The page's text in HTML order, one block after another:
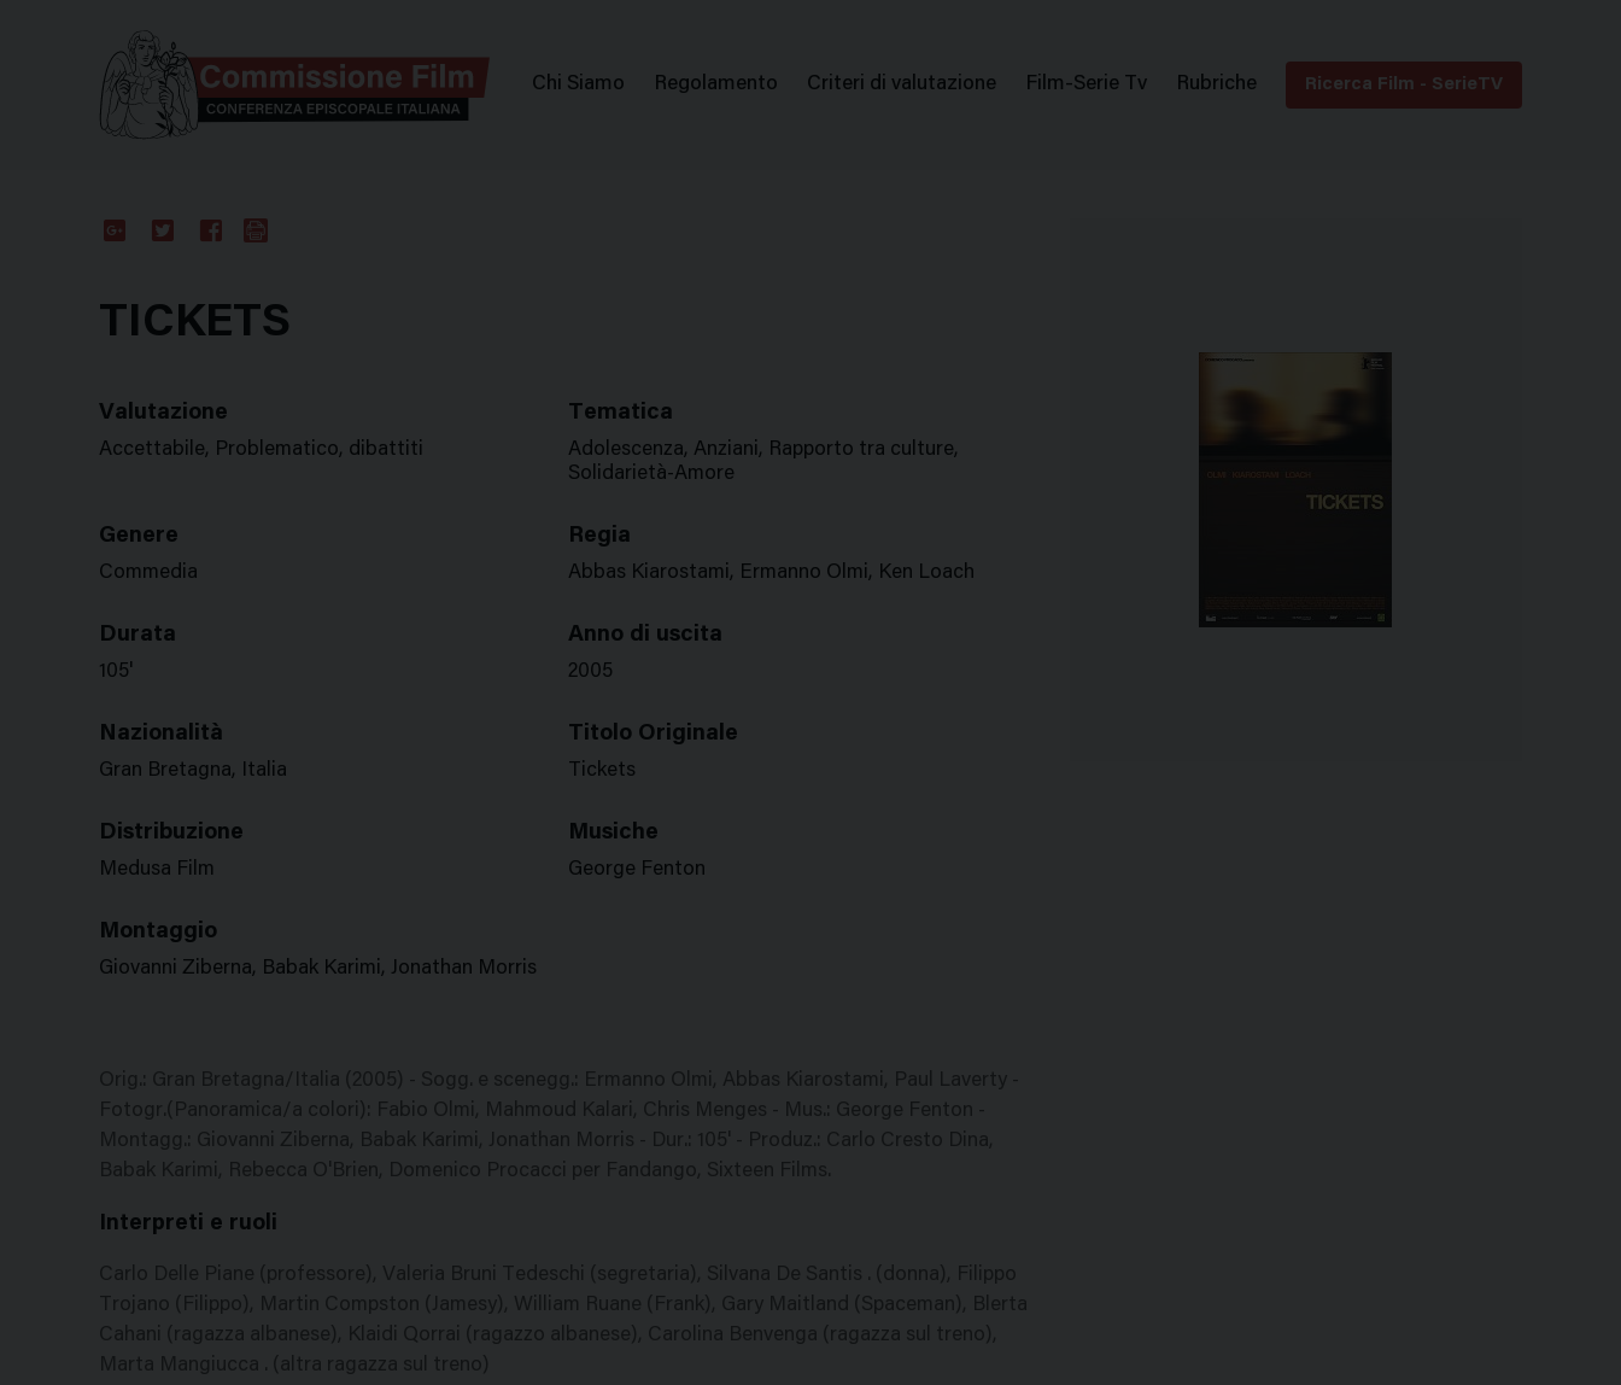
Menu
Chi Siamo Regolamento Criteri di valutazione Film-Serie Tv Rubriche Ricerca Film - SerieTV
TICKETS
Valutazione
Accettabile, Problematico, dibattiti
Tematica
Adolescenza, Anziani, Rapporto tra culture,
Solidarietà-Amore
Genere
Commedia
Regia
Abbas Kiarostami, Ermanno Olmi, Ken Loach
Durata
105'
Anno di uscita
2005
Nazionalità
Gran Bretagna, Italia
Titolo Originale
Tickets
Distribuzione
Medusa Film
Musiche
George Fenton
Montaggio
Giovanni Ziberna, Babak Karimi, Jonathan Morris
Orig.: Gran Bretagna/Italia (2005) - Sogg. e scenegg.: Ermanno Olmi, Abbas Kiarostami, Paul Laverty -
Fotogr.(Panoramica/a colori): Fabio Olmi, Mahmoud Kalari, Chris Menges - Mus.: George Fenton -
Montagg.: Giovanni Ziberna, Babak Karimi, Jonathan Morris - Dur.: 105' - Produz.: Carlo Cresto Dina,
Babak Karimi, Rebecca O'Brien, Domenico Procacci per Fandango, Sixteen Films.
Interpreti e ruoli
Carlo Delle Piane (professore), Valeria Bruni Tedeschi (segretaria), Silvana De Santis . (donna), Filippo
Trojano (Filippo), Martin Compston (Jamesy), William Ruane (Frank), Gary Maitland (Spaceman), Blerta
Cahani (ragazza albanese), Klaidi Qorrai (ragazzo albanese), Carolina Benvenga (ragazza sul treno),
Marta Mangiucca . (altra ragazza sul treno)